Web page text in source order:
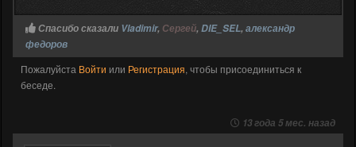
Спасибо сказали Vladimir, Сергей, DIE_SEL, александр
федоров
Пожалуйста Войти или Регистрация, чтобы присоединиться к
беседе.
13 года 5 мес. назад